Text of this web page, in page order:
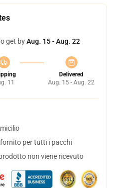
get byAug. 15 - Aug. 22
11
Delivered
Aug. 15 - Aug. 22
per tutti i pacchi
non viene ricevuto